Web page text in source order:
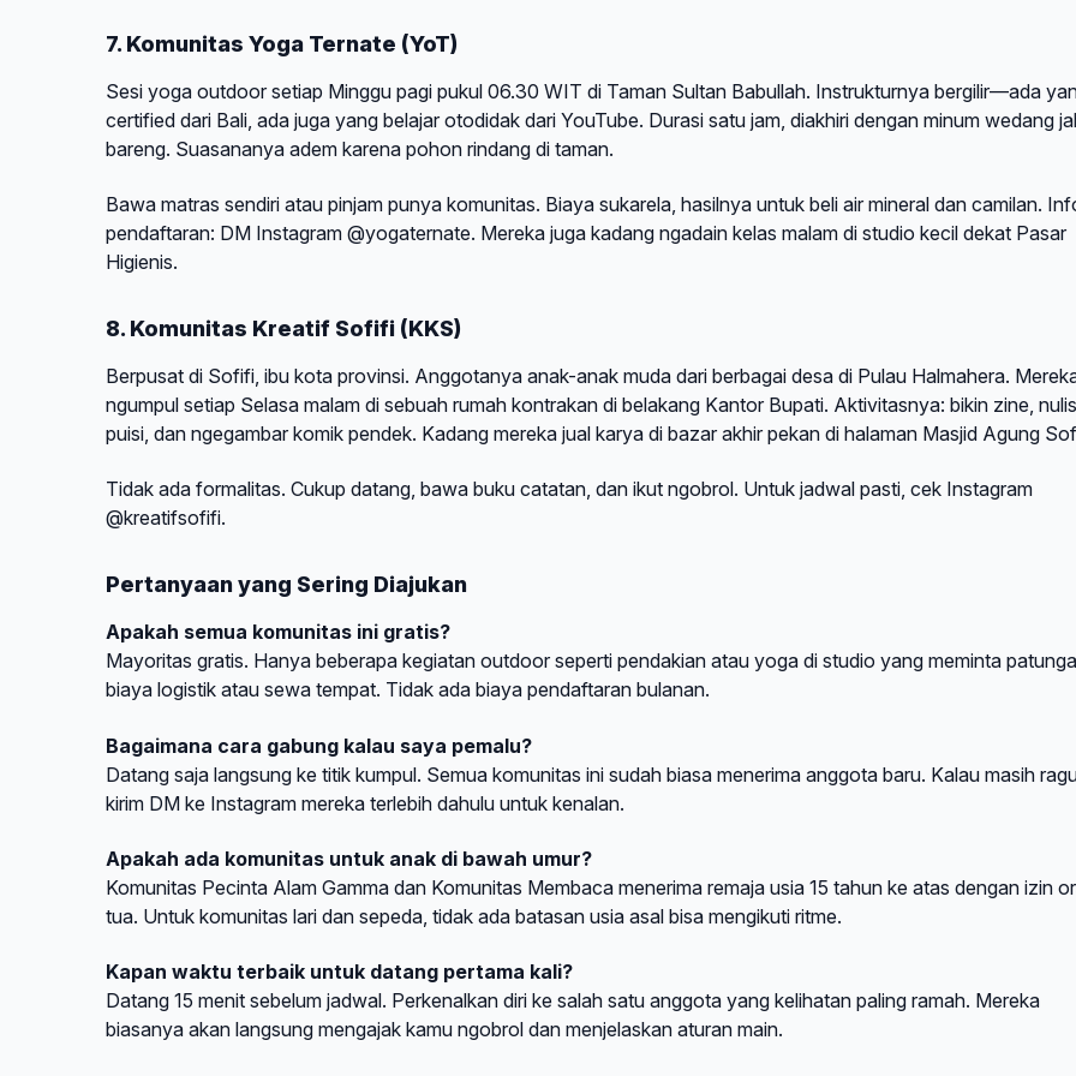
7. Komunitas Yoga Ternate (YoT)
Sesi yoga outdoor setiap Minggu pagi pukul 06.30 WIT di Taman Sultan Babullah. Instrukturnya bergilir—ada
certified dari Bali, ada juga yang belajar otodidak dari YouTube. Durasi satu jam, diakhiri dengan minum wedang
bareng. Suasananya adem karena pohon rindang di taman.
Bawa matras sendiri atau pinjam punya komunitas. Biaya sukarela, hasilnya untuk beli air mineral dan camilan.
pendaftaran: DM Instagram @yogaternate. Mereka juga kadang ngadain kelas malam di studio kecil dekat Pasar
Higienis.
8. Komunitas Kreatif Sofifi (KKS)
Berpusat di Sofifi, ibu kota provinsi. Anggotanya anak-anak muda dari berbagai desa di Pulau Halmahera.
ngumpul setiap Selasa malam di sebuah rumah kontrakan di belakang Kantor Bupati. Aktivitasnya: bikin zine, nulis
puisi, dan ngegambar komik pendek. Kadang mereka jual karya di bazar akhir pekan di halaman Masjid Agung
Tidak ada formalitas. Cukup datang, bawa buku catatan, dan ikut ngobrol. Untuk jadwal pasti, cek Instagram
@kreatifsofifi.
Pertanyaan yang Sering Diajukan
Apakah semua komunitas ini gratis?
Mayoritas gratis. Hanya beberapa kegiatan outdoor seperti pendakian atau yoga di studio yang meminta
biaya logistik atau sewa tempat. Tidak ada biaya pendaftaran bulanan.
Bagaimana cara gabung kalau saya pemalu?
Datang saja langsung ke titik kumpul. Semua komunitas ini sudah biasa menerima anggota baru. Kalau masih
kirim DM ke Instagram mereka terlebih dahulu untuk kenalan.
Apakah ada komunitas untuk anak di bawah umur?
Komunitas Pecinta Alam Gamma dan Komunitas Membaca menerima remaja usia 15 tahun ke atas dengan izin
tua. Untuk komunitas lari dan sepeda, tidak ada batasan usia asal bisa mengikuti ritme.
Kapan waktu terbaik untuk datang pertama kali?
Datang 15 menit sebelum jadwal. Perkenalkan diri ke salah satu anggota yang kelihatan paling ramah. Mereka
biasanya akan langsung mengajak kamu ngobrol dan menjelaskan aturan main.